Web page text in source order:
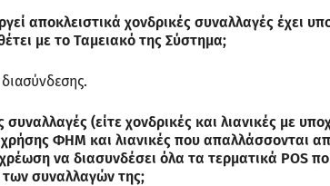
αποκλειστικά χονδρικές συναλλαγές έχει
με το Ταμειακό της Σύστημα;
συναλλαγές (είτε χονδρικές και λιανικές με
χρήσης ΦΗΜ και λιανικές που απαλλάσσονται
να διασυνδέσει όλα τα τερματικά POS
συναλλαγών της;